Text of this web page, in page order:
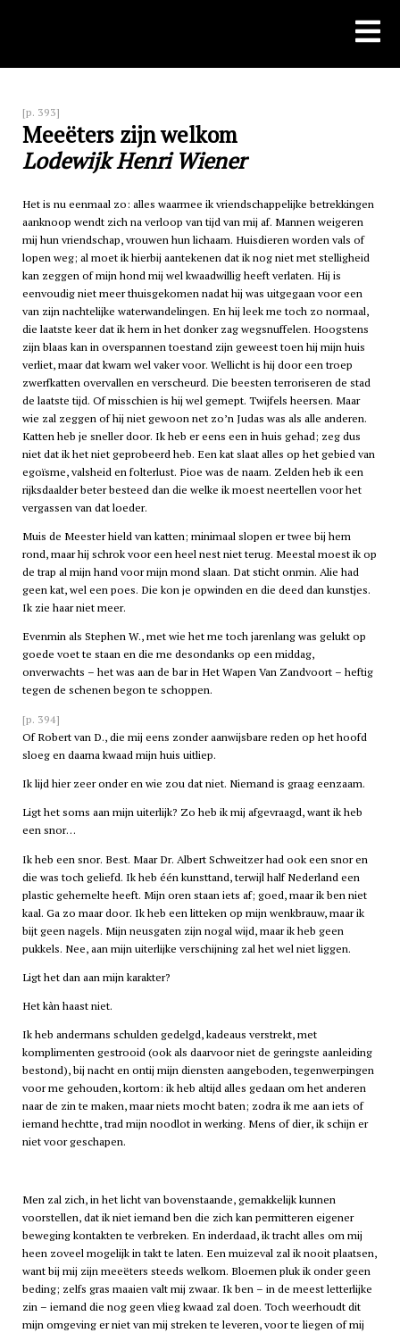
[p. 393]
Meeëters zijn welkom
Lodewijk Henri Wiener
Het is nu eenmaal zo: alles waarmee ik vriendschappelijke betrekkingen
aanknoop wendt zich na verloop van tijd van mij af. Mannen weigeren
mij hun vriendschap, vrouwen hun lichaam. Huisdieren worden vals of
lopen weg; al moet ik hierbij aantekenen dat ik nog niet met stelligheid
kan zeggen of mijn hond mij wel kwaadwillig heeft verlaten. Hij is
eenvoudig niet meer thuisgekomen nadat hij was uitgegaan voor een
van zijn nachtelijke waterwandelingen. En hij leek me toch zo normaal,
die laatste keer dat ik hem in het donker zag wegsnuffelen. Hoogstens
zijn blaas kan in overspannen toestand zijn geweest toen hij mijn huis
verliet, maar dat kwam wel vaker voor. Wellicht is hij door een troep
zwerfkatten overvallen en verscheurd. Die beesten terroriseren de stad
de laatste tijd. Of misschien is hij wel gemept. Twijfels heersen. Maar
wie zal zeggen of hij niet gewoon net zo’n Judas was als alle anderen.
Katten heb je sneller door. Ik heb er eens een in huis gehad; zeg dus
niet dat ik het niet geprobeerd heb. Een kat slaat alles op het gebied van
egoïsme, valsheid en folterlust. Pioe was de naam. Zelden heb ik een
rijksdaalder beter besteed dan die welke ik moest neertellen voor het
vergassen van dat loeder.
Muis de Meester hield van katten; minimaal slopen er twee bij hem
rond, maar hij schrok voor een heel nest niet terug. Meestal moest ik op
de trap al mijn hand voor mijn mond slaan. Dat sticht onmin. Alie had
geen kat, wel een poes. Die kon je opwinden en die deed dan kunstjes.
Ik zie haar niet meer.
Evenmin als Stephen W., met wie het me toch jarenlang was gelukt op
goede voet te staan en die me desondanks op een middag,
onverwachts – het was aan de bar in Het Wapen Van Zandvoort – heftig
tegen de schenen begon te schoppen.
[p. 394]
Of Robert van D., die mij eens zonder aanwijsbare reden op het hoofd
sloeg en daarna kwaad mijn huis uitliep.
Ik lijd hier zeer onder en wie zou dat niet. Niemand is graag eenzaam.
Ligt het soms aan mijn uiterlijk? Zo heb ik mij afgevraagd, want ik heb
een snor…
Ik heb een snor. Best. Maar Dr. Albert Schweitzer had ook een snor en
die was toch geliefd. Ik heb één kunsttand, terwijl half Nederland een
plastic gehemelte heeft. Mijn oren staan iets af; goed, maar ik ben niet
kaal. Ga zo maar door. Ik heb een litteken op mijn wenkbrauw, maar ik
bijt geen nagels. Mijn neusgaten zijn nogal wijd, maar ik heb geen
pukkels. Nee, aan mijn uiterlijke verschijning zal het wel niet liggen.
Ligt het dan aan mijn karakter?
Het kàn haast niet.
Ik heb andermans schulden gedelgd, kadeaus verstrekt, met
komplimenten gestrooid (ook als daarvoor niet de geringste aanleiding
bestond), bij nacht en ontij mijn diensten aangeboden, tegenwerpingen
voor me gehouden, kortom: ik heb altijd alles gedaan om het anderen
naar de zin te maken, maar niets mocht baten; zodra ik me aan iets of
iemand hechtte, trad mijn noodlot in werking. Mens of dier, ik schijn er
niet voor geschapen.
Men zal zich, in het licht van bovenstaande, gemakkelijk kunnen
voorstellen, dat ik niet iemand ben die zich kan permitteren eigener
beweging kontakten te verbreken. En inderdaad, ik tracht alles om mij
heen zoveel mogelijk in takt te laten. Een muizeval zal ik nooit plaatsen,
want bij mij zijn meeëters steeds welkom. Bloemen pluk ik onder geen
beding; zelfs gras maaien valt mij zwaar. Ik ben – in de meest letterlijke
zin – iemand die nog geen vlieg kwaad zal doen. Toch weerhoudt dit
mijn omgeving er niet van mij streken te leveren, voor te liegen of mij